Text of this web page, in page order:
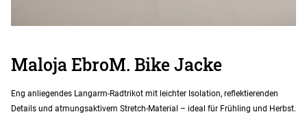
Maloja EbroM. Bike Jacke
Eng anliegendes Langarm-Radtrikot mit leichter Isolation, reflektierenden
Details und atmungsaktivem Stretch-Material – ideal für Frühling und Herbst.